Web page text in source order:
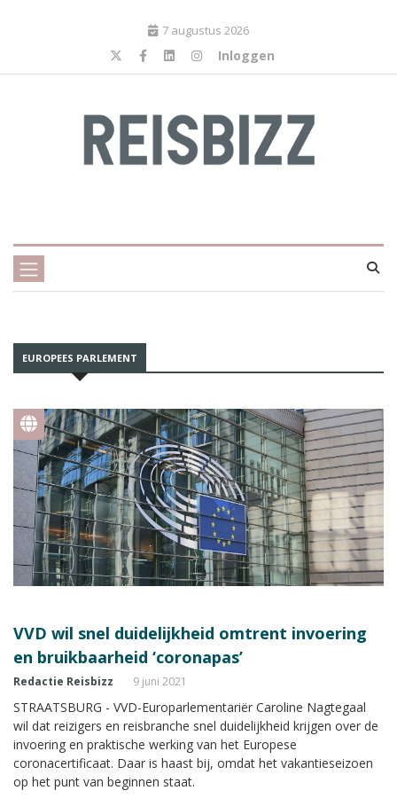
7 augustus 2026
Inloggen
EUROPEES PARLEMENT
VVD wil snel duidelijkheid omtrent invoering
en bruikbaarheid ‘coronapas’
Redactie Reisbizz 9 juni 2021
STRAATSBURG - VVD-Europarlementariër Caroline Nagtegaal
wil dat reizigers en reisbranche snel duidelijkheid krijgen over de
invoering en praktische werking van het Europese
coronacertificaat. Daar is haast bij, omdat het vakantieseizoen
op het punt van beginnen staat.